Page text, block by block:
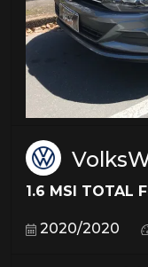
1.6 MSI TOTAL
2020/2020